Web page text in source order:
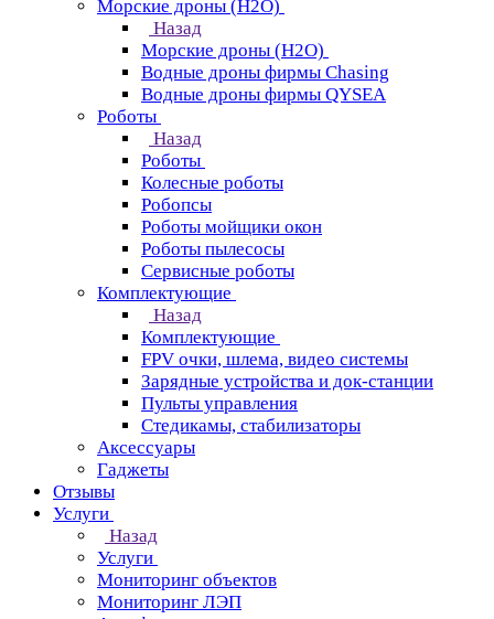
Морские дроны (H2O)
Назад
Морские дроны (H2O)
Водные дроны фирмы Chasing
Водные дроны фирмы QYSEA
Роботы
Назад
Роботы
Колесные роботы
Робопсы
Роботы мойщики окон
Роботы пылесосы
Сервисные роботы
Комплектующие
Назад
Комплектующие
FPV очки, шлема, видео системы
Зарядные устройства и док-станции
Пульты управления
Стедикамы, стабилизаторы
Аксессуары
Гаджеты
Отзывы
Услуги
Назад
Услуги
Мониторинг объектов
Мониторинг ЛЭП